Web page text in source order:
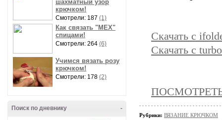
шахматный узор
крючком!
Смотрели: 187 (1)
Как связать "МЕХ"
спицами!
Смотрели: 264 (6)
Учимся вязать розу
крючком!
Смотрели: 178 (2)
-
Поиск по дневнику
Скачать с
Скачать с
ПОСМОТРЕТЬ
Рубрики: ВЯЗАНИЕ КРЮЧКОМ